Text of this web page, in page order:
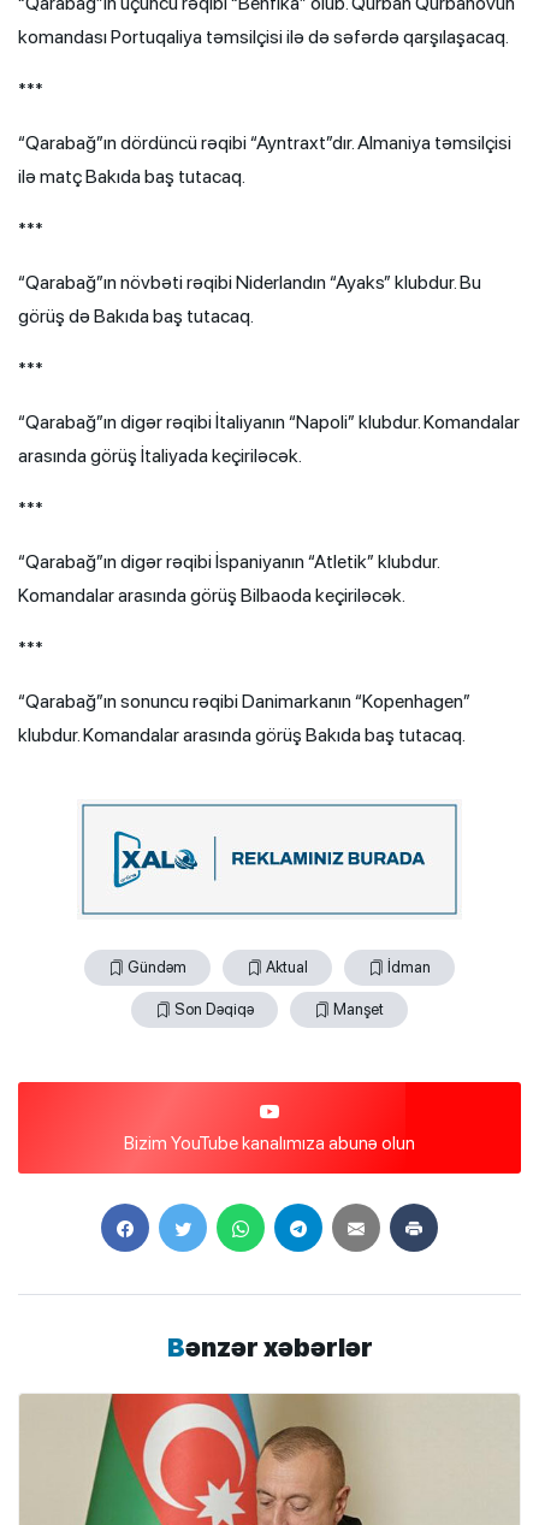
komandası Portuqaliya təmsilçisi ilə də səfərdə qarşılaşacaq.
***
“Qarabağ”ın dördüncü rəqibi “Ayntraxt”dır. Almaniya təmsilçisi
ilə matç Bakıda baş tutacaq.
***
“Qarabağ”ın növbəti rəqibi Niderlandın “Ayaks” klubdur. Bu
görüş də Bakıda baş tutacaq.
***
“Qarabağ”ın digər rəqibi İtaliyanın “Napoli” klubdur. Komandalar
arasında görüş İtaliyada keçiriləcək.
***
“Qarabağ”ın digər rəqibi İspaniyanın “Atletik” klubdur.
Komandalar arasında görüş Bilbaoda keçiriləcək.
***
“Qarabağ”ın sonuncu rəqibi Danimarkanın “Kopenhagen”
klubdur. Komandalar arasında görüş Bakıda baş tutacaq.
Gündəm Aktual İdman
Son Dəqiqə Manşet
Bizim YouTube kanalımıza abunə olun
Bənzər xəbərlər